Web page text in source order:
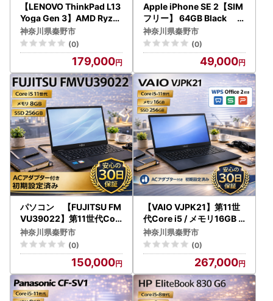
【LENOVO ThinkPad L13
Yoga Gen 3】AMD Ryze
n 5 Pro 5675 U/ メモリ16
GB / 512GB / 初期設定済
み・すぐ使える再生ノート
神奈川県秦野市
(0)
179,000
Apple iPhone SE 2【SIM
フリー】 64GB Black 再
生 中古品 (リユース品)
049-01
神奈川県秦野市
(0)
49,000
パソコン 【FUJITSU FM
VU39022】第11世代Cor
e i5 / メモリ8GB / 256GB
/ フルHD ～初期設定済み
・すぐ使える再生ノートP
C～ 150-07
神奈川県秦野市
(0)
150,000
【VAIO VJPK21】第11世
代Core i5 / メモリ16GB /
256GB / フルHD ～初期設
定済み～ 267-03
神奈川県秦野市
(0)
267,000